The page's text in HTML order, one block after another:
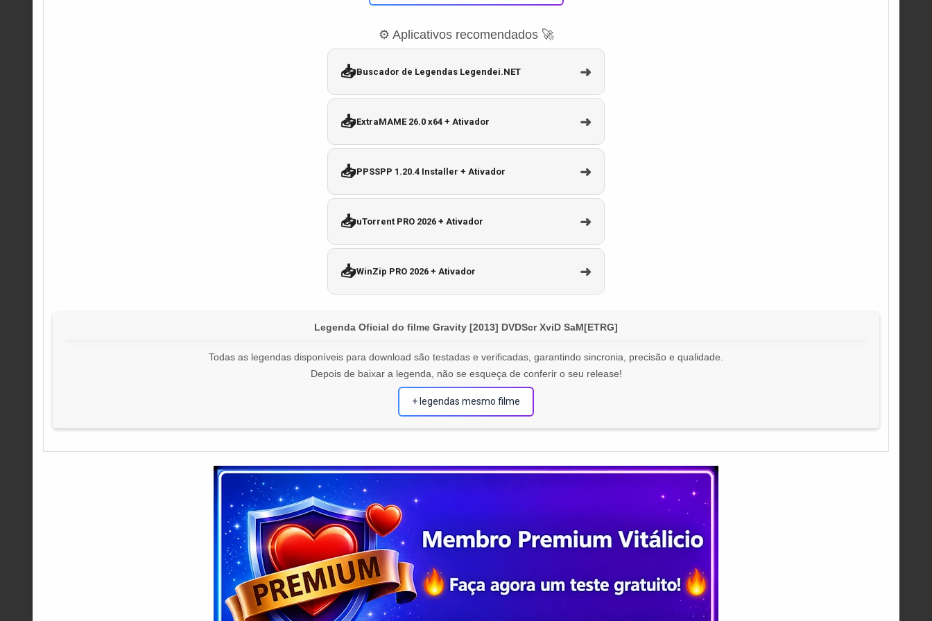
⚙️ Aplicativos recomendados 🚀
📥Buscador de Legendas Legendei.NET ➜
📥ExtraMAME 26.0 x64 + Ativador ➜
📥PPSSPP 1.20.4 Installer + Ativador ➜
📥uTorrent PRO 2026 + Ativador ➜
📥WinZip PRO 2026 + Ativador ➜
Legenda Oficial do filme Gravity [2013] DVDScr XviD SaM[ETRG]
Todas as legendas disponíveis para download são testadas e verificadas, garantindo sincronia, precisão e qualidade.
Depois de baixar a legenda, não se esqueça de conferir o seu release!
+ legendas mesmo filme